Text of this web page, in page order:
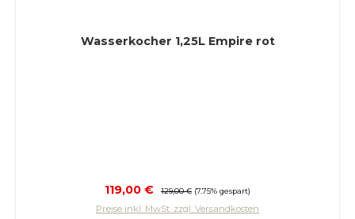
Wasserkocher 1,25L Empire rot
Verkaufspreis:
119,00 € Regulärer Preis:
129,00 € (7.75% gespart)
Preise inkl. MwSt. zzgl. Versandkosten